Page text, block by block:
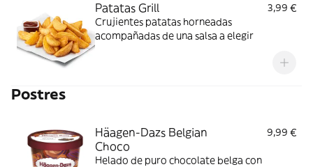
Patatas Grill
3,99 €
Crujientes patatas horneadas
acompañadas de una salsa a elegir
Postres
Häagen-Dazs Belgian
Choco
9,99 €
Helado de puro chocolate belga con